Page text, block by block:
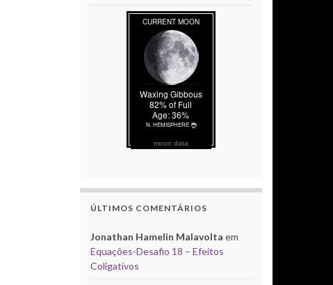
moon data
ÚLTIMOS COMENTÁRIOS
Jonathan Hamelin Malavolta em
Equações-Desafio 18 – Efeitos
Coligativos